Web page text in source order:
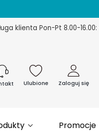
klienta Pon-Pt 8.00-16.00:
Ulubione Zaloguj się
Promocje